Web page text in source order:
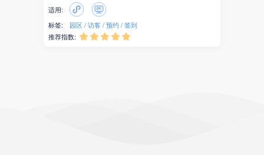
适用:
标签:
园区 访客 预约 签到
推荐指数:     